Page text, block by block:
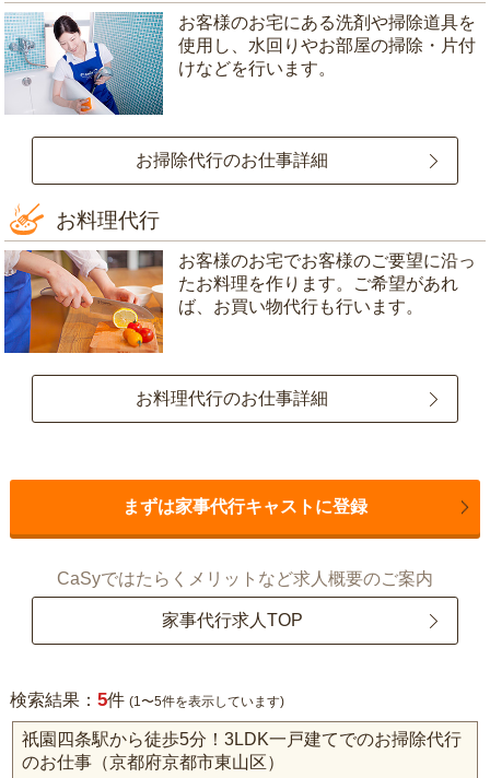
お客様のお宅にある洗剤や掃除道具を
使用し、水回りやお部屋の掃除・片付
けなどを行います。
お掃除代行のお仕事詳細
お料理代行
お客様のお宅でお客様のご要望に沿っ
たお料理を作ります。ご希望があれ
ば、お買い物代行も行います。
お料理代行のお仕事詳細
まずは家事代行キャストに登録
CaSyではたらくメリットなど求人概要のご案内
家事代行求人TOP
検索結果： 5件 (1〜5件を表示しています)
祇園四条駅から徒歩5分！3LDK一戸建てでのお掃除代行
のお仕事（京都府京都市東山区）